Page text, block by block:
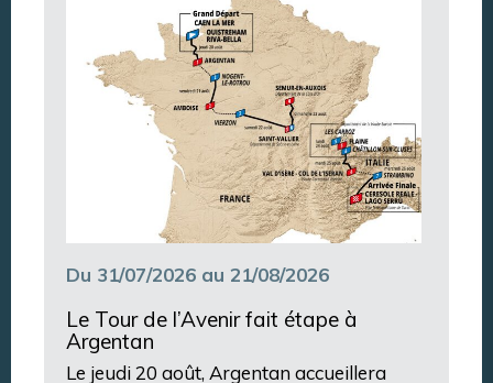
Du 31/07/2026 au 21/08/2026
Le Tour de l’Avenir fait étape à
Argentan
Le jeudi 20 août, Argentan accueillera